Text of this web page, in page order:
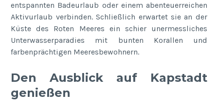
entspannten Badeurlaub oder einem abenteuerreichen
Aktivurlaub verbinden. Schließlich erwartet sie an der
Küste des Roten Meeres ein schier unermessliches
Unterwasserparadies mit bunten Korallen und
farbenprächtigen Meeresbewohnern.
Den Ausblick auf Kapstadt
genießen